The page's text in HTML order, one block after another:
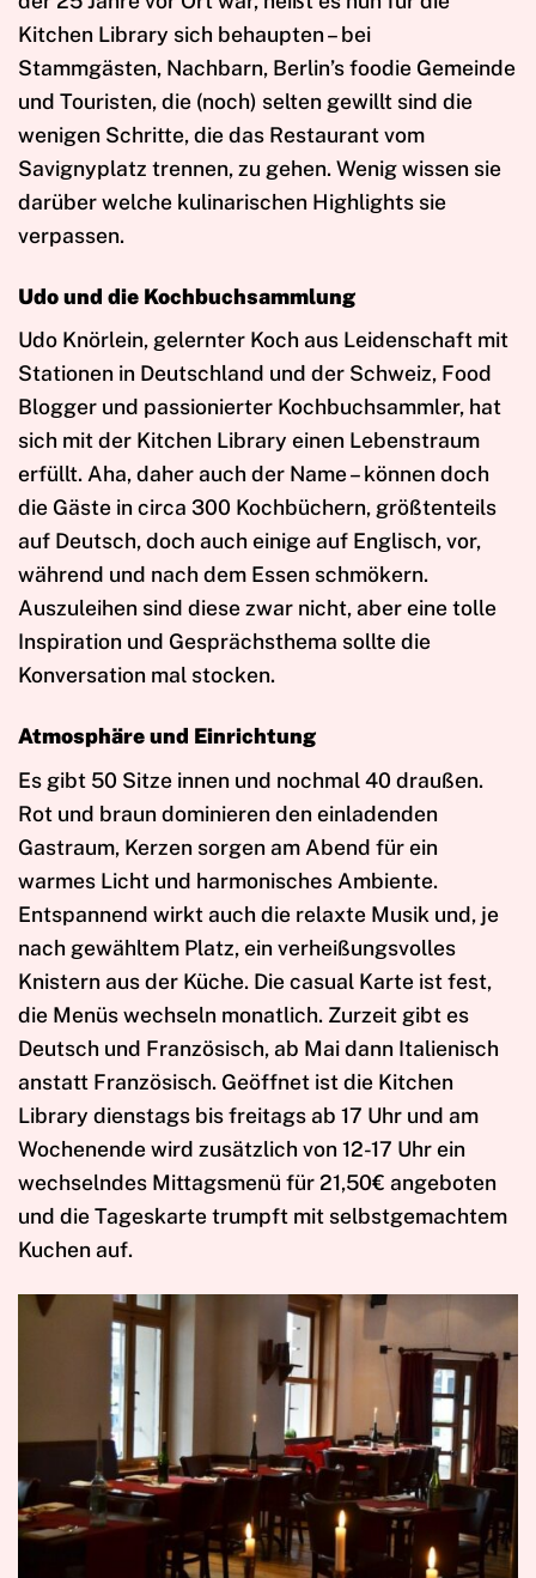
Kitchen Library sich behaupten – bei
Stammgästen, Nachbarn, Berlin’s foodie Gemeinde
und Touristen, die (noch) selten gewillt sind die
wenigen Schritte, die das Restaurant vom
Savignyplatz trennen, zu gehen. Wenig wissen sie
darüber welche kulinarischen Highlights sie
verpassen.
Udo und die Kochbuchsammlung
Udo Knörlein, gelernter Koch aus Leidenschaft mit
Stationen in Deutschland und der Schweiz, Food
Blogger und passionierter Kochbuchsammler, hat
sich mit der Kitchen Library einen Lebenstraum
erfüllt. Aha, daher auch der Name – können doch
die Gäste in circa 300 Kochbüchern, größtenteils
auf Deutsch, doch auch einige auf Englisch, vor,
während und nach dem Essen schmökern.
Auszuleihen sind diese zwar nicht, aber eine tolle
Inspiration und Gesprächsthema sollte die
Konversation mal stocken.
Atmosphäre und Einrichtung
Es gibt 50 Sitze innen und nochmal 40 draußen.
Rot und braun dominieren den einladenden
Gastraum, Kerzen sorgen am Abend für ein
warmes Licht und harmonisches Ambiente.
Entspannend wirkt auch die relaxte Musik und, je
nach gewähltem Platz, ein verheißungsvolles
Knistern aus der Küche. Die casual Karte ist fest,
die Menüs wechseln monatlich. Zurzeit gibt es
Deutsch und Französisch, ab Mai dann Italienisch
anstatt Französisch. Geöffnet ist die Kitchen
Library dienstags bis freitags ab 17 Uhr und am
Wochenende wird zusätzlich von 12-17 Uhr ein
wechselndes Mittagsmenü für 21,50€ angeboten
und die Tageskarte trumpft mit selbstgemachtem
Kuchen auf.